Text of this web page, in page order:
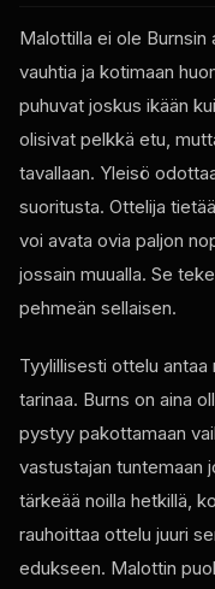
Malottilla ei ole Burnsin
vauhtia ja kotimaan
puhuvat joskus ikään
olisivat pelkkä etu,
tavallaan. Yleisö
suoritusta. Ottelija
voi avata ovia paljon
jossain muualla. Se
pehmeän sellaisen.
Tyylillisesti ottelu
tarinaa. Burns on aina
pystyy pakottamaan
vastustajan tuntemaan
tärkeää noilla hetkillä,
rauhoittaa ottelu juuri
edukseen. Malottin